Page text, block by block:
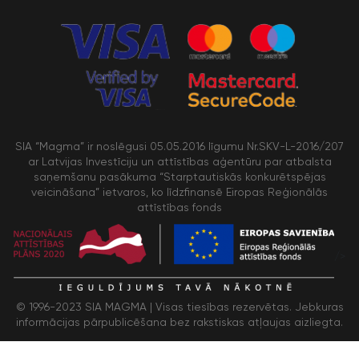
SIA “Magma” ir noslēgusi 05.05.2016 līgumu Nr.SKV-L-2016/207
ar Latvijas Investīciju un attīstības aģentūru par atbalsta
saņemšanu pasākuma “Starptautiskās konkurētspējas
veicināšana” ietvaros, ko līdzfinansē Eiropas Reģionālās
attīstības fonds
© 1996-2023 SIA MAGMA | Visas tiesības rezervētas. Jebkuras
informācijas pārpublicēšana bez rakstiskas atļaujas aizliegta.